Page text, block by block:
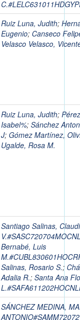
Ruiz Luna, Judith;
Eugenio; Canseco
Velasco Velasco,
Ruiz Luna, Judith;
Isabel%; Sánchez
J; Gómez Martínez,
Ugalde, Rosa M.
Santiago Salinas,
Bernabé, Luis
Salinas, Rosario S.;
Adalia R.; Santa Ana
SÁNCHEZ MEDINA,